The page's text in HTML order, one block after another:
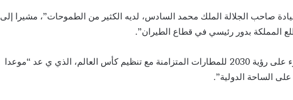
صاحب الجلالة الملك محمد السادس، لديه الكثير من الطموحات”، مشيرا إلى
المملكة بدور رئيسي في قطاع الطيران”.
وفي هذا السياق، سلط ويرش الضوء على رؤية 2030 للمطارات المتزامنة مع تنظيم كأس العالم، الذي ي عد “موعدا
الساحة الدولية”.